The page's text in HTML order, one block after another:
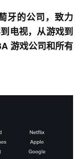
牙的公司，致力
电视，从游戏到
游戏公司和所有